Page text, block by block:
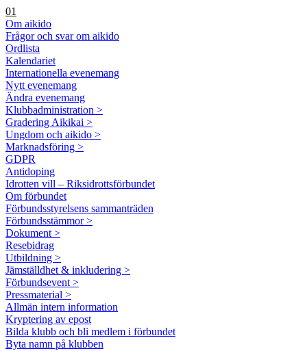
01
Om aikido
Frågor och svar om aikido
Ordlista
Kalendariet
Internationella evenemang
Nytt evenemang
Ändra evenemang
Klubbadministration >
Gradering Aikikai >
Ungdom och aikido >
Marknadsföring >
GDPR
Antidoping
Idrotten vill – Riksidrottsförbundet
Om förbundet
Förbundsstyrelsens sammanträden
Förbundsstämmor >
Dokument >
Resebidrag
Utbildning >
Jämställdhet & inkludering >
Förbundsevent >
Pressmaterial >
Allmän intern information
Kryptering av epost
Bilda klubb och bli medlem i förbundet
Byta namn på klubben